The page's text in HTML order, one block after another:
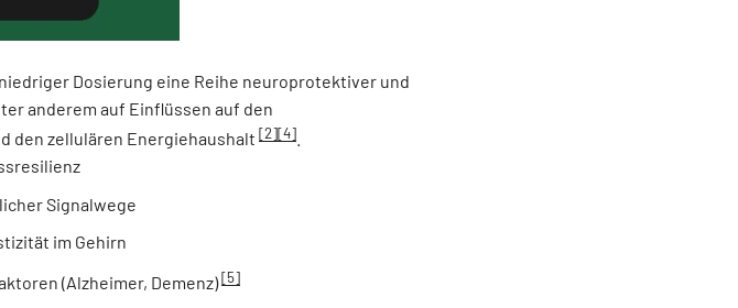
Dosierung eine Reihe neuroprotektiver und
anderem auf Einflüssen auf den
den zellulären Energiehaushalt [2][4]
Signalwege
im Gehirn
(Alzheimer, Demenz)[5]